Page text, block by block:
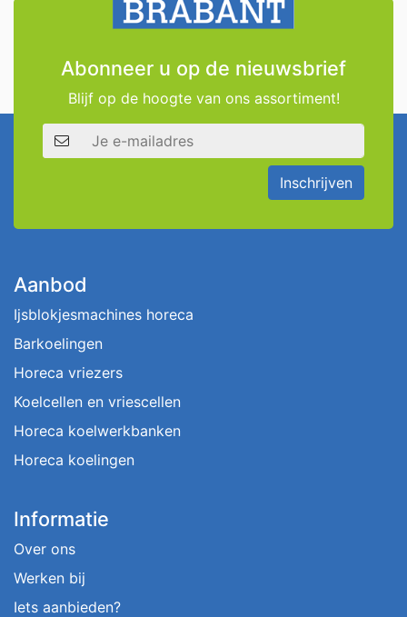
Abonneer u op de nieuwsbrief
Blijf op de hoogte van ons assortiment!
E-mailadres
Inschrijven
Aanbod
Ijsblokjesmachines horeca
Barkoelingen
Horeca vriezers
Koelcellen en vriescellen
Horeca koelwerkbanken
Horeca koelingen
Informatie
Over ons
Werken bij
Iets aanbieden?